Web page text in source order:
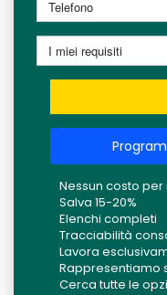
Nessun costo
Salva 15-20%
Elenchi completi
Tracciabilità
Lavora
Rappresentiamo
Cerca tutte le